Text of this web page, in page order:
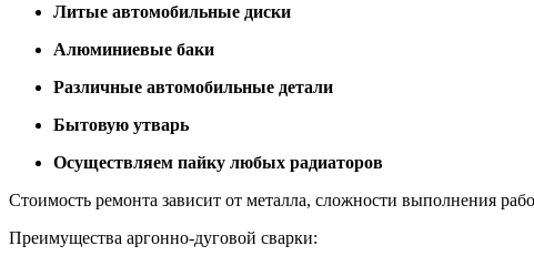
Литые автомобильные диски
Алюминиевые баки
Различные автомобильные детали
Бытовую утварь
Осуществляем пайку любых радиаторов
Стоимость ремонта зависит от металла, сложности выполнения
Преимущества аргонно-дуговой сварки: